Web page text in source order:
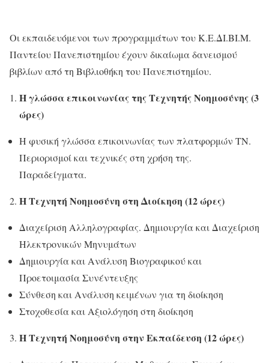
Οι εκπαιδευόμενοι των προγραμμάτων του Κ.Ε.ΔΙ.ΒΙ.Μ.
Παντείου Πανεπιστημίου έχουν δικαίωμα δανεισμού
βιβλίων από τη Βιβλιοθήκη του Πανεπιστημίου.
Η γλώσσα επικοινωνίας της Τεχνητής Νοημοσύνης (3
ώρες)
Η φυσική γλώσσα επικοινωνίας των πλατφορμών ΤΝ.
Περιορισμοί και τεχνικές στη χρήση της.
Παραδείγματα.
Η Τεχνητή Νοημοσύνη στη Διοίκηση (12 ώρες)
Διαχείριση Αλληλογραφίας. Δημιουργία και Διαχείριση
Ηλεκτρονικών Μηνυμάτων
Δημιουργία και Ανάλυση Βιογραφικού και
Προετοιμασία Συνέντευξης
Σύνθεση και Ανάλυση κειμένων για τη διοίκηση
Στοχοθεσία και Αξιολόγηση στη διοίκηση
Η Τεχνητή Νοημοσύνη στην Εκπαίδευση (12 ώρες)